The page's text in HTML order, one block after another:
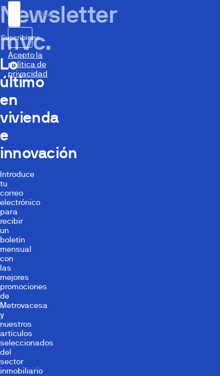
Newsletter
mvc.
Lo
último
en
vivienda
e
innovación
Introduce
tu
correo
electrónico
para
recibir
un
boletín
mensual
con
las
mejores
promociones
de
Metrovacesa
y
nuestros
artículos
seleccionados
del
sector
inmobiliario
Email
Suscribirme
Acepto la
política de
privacidad